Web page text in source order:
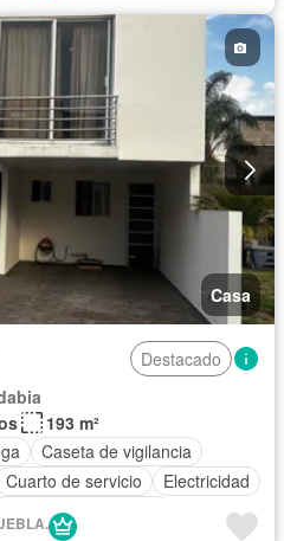
Casa
Destacado
193 m²
Caseta de vigilancia
Cuarto de servicio
Electricidad
Recámara con closet